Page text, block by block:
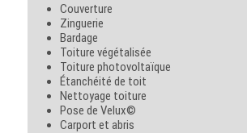
Couverture
Zinguerie
Bardage
Toiture végétalisée
Toiture photovoltaïque
Étanchéité de toit
Nettoyage toiture
Pose de Velux©
Carport et abris